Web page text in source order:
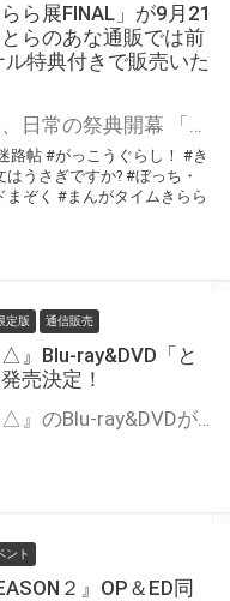
ら展FINAL」が9月21
らのあな通販では前
特典付きで販売いた
いまだかつてない、日常の祭典開幕 「まんがタイムきらら展FINAL」が東京池袋にて開催決定！ とらのあな通販では、 オリジナル特典付きの前売り券を販売致します！ お好きな絵柄の前売り券を1枚ご購入毎に、 「ポストカード全8種」より先着でお好きな絵柄を1枚プレゼント！ 更に前売り券ご購入の方は「A5アクリルボード」もお買い求めいただけます！ 特典イラストは過去のとらのあな特典の描きおろし特典を復刻したものになります。 この機会に是非お求めください！
路帖#がっこうぐらし！ #き
はうさぎですか? #ぼっち・
ぞく #まんがタイムきらら
定版 通信販売
』Blu-ray&DVD「と
売決定！
映画『ゆるキャン△』のBlu-ray&DVDが発売決定
ント
２』OP＆ED同